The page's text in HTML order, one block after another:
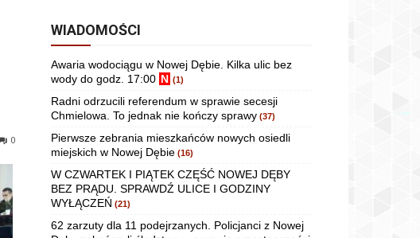
0
WIADOMOŚCI
Awaria wodociągu w Nowej Dębie. Kilka ulic bez
wody do godz. 17:00 N (1)
Radni odrzucili referendum w sprawie secesji
Chmielowa. To jednak nie kończy sprawy (37)
Pierwsze zebrania mieszkańców nowych osiedli
miejskich w Nowej Dębie (16)
W CZWARTEK I PIĄTEK CZĘŚĆ NOWEJ DĘBY
BEZ PRĄDU. SPRAWDŹ ULICE I GODZINY
WYŁĄCZEŃ (21)
62 zarzuty dla 11 podejrzanych. Policjanci z Nowej